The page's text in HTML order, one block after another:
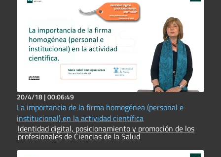
20/4/18 |00:06:49
La importancia de la firma homogénea (personal e
institucional) en la actividad científica
Identidad digital, posicionamiento y promoción de los
profesionales de Ciencias de la Salud